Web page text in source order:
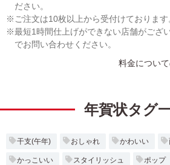
ださい。
ご注文は10枚以上から受付けております
最短1時間仕上げができない店舗がござ
でお問い合わせください。
料金につい
年賀状タグ
干支(午年) おしゃれ かわいい
かっこいい スタイリッシュ ポップ